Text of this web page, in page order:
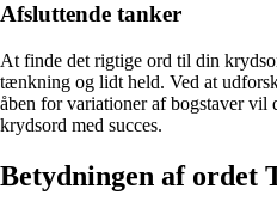
Afsluttende tanker
At finde det rigtige ord til din
tænkning og lidt held. Ved at
åben for variationer af bogstaver vil
krydsord med succes.
Betydningen af ordet